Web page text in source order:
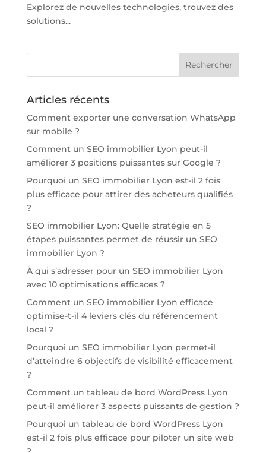
Explorez de nouvelles technologies, trouvez des
solutions...
Articles récents
Comment exporter une conversation WhatsApp
sur mobile ?
Comment un SEO immobilier Lyon peut-il
améliorer 3 positions puissantes sur Google ?
Pourquoi un SEO immobilier Lyon est-il 2 fois
plus efficace pour attirer des acheteurs qualifiés
?
SEO immobilier Lyon: Quelle stratégie en 5
étapes puissantes permet de réussir un SEO
immobilier Lyon ?
À qui s’adresser pour un SEO immobilier Lyon
avec 10 optimisations efficaces ?
Comment un SEO immobilier Lyon efficace
optimise-t-il 4 leviers clés du référencement
local ?
Pourquoi un SEO immobilier Lyon permet-il
d’atteindre 6 objectifs de visibilité efficacement
?
Comment un tableau de bord WordPress Lyon
peut-il améliorer 3 aspects puissants de gestion ?
Pourquoi un tableau de bord WordPress Lyon
est-il 2 fois plus efficace pour piloter un site web